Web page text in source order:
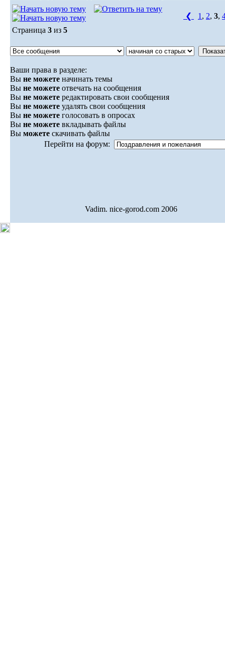
❮ 1 , 2, 3,
Страница 3 из 5
Ваши права в разделе:
Вы не можете начинать темы
Вы не можете отвечать на сообщения
Вы не можете редактировать свои сообщения
Вы не можете удалять свои сообщения
Вы не можете голосовать в опросах
Вы не можете вкладывать файлы
Вы можете скачивать файлы
Перейти на форум:
Vadim. nice-gorod.com 2006